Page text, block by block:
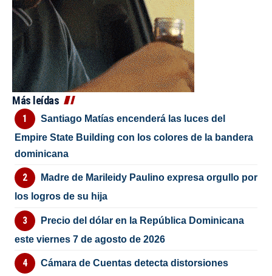
Más leídas
Santiago Matías encenderá las luces del
Empire State Building con los colores de la bandera
dominicana
Madre de Marileidy Paulino expresa orgullo por
los logros de su hija
Precio del dólar en la República Dominicana
este viernes 7 de agosto de 2026
Cámara de Cuentas detecta distorsiones